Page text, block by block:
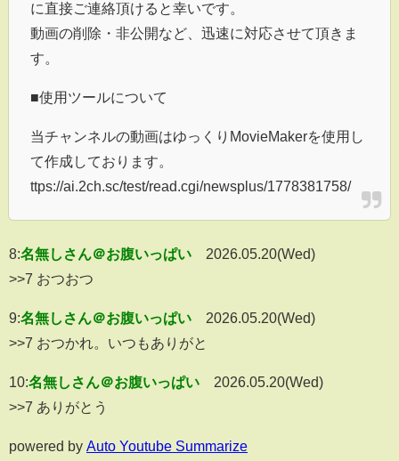
に直接ご連絡頂けると幸いです。
動画の削除・非公開など、迅速に対応させて頂きま
す。
■使用ツールについて
当チャンネルの動画はゆっくりMovieMakerを使用し
て作成しております。
ttps://ai.2ch.sc/test/read.cgi/newsplus/1778381758/
8:名無しさん＠お腹いっぱい
2026.05.20(Wed)
>>7 おつおつ
9:名無しさん＠お腹いっぱい
2026.05.20(Wed)
>>7 おつかれ。いつもありがと
10:名無しさん＠お腹いっぱい
2026.05.20(Wed)
>>7 ありがとう
powered by Auto Youtube Summarize